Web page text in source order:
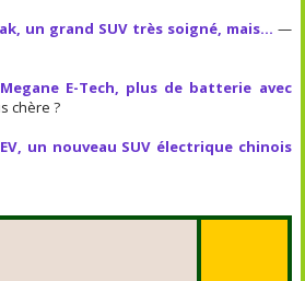
un grand SUV très soigné, mais... —
E-Tech, plus de batterie avec
chère ?
un nouveau SUV électrique chinois